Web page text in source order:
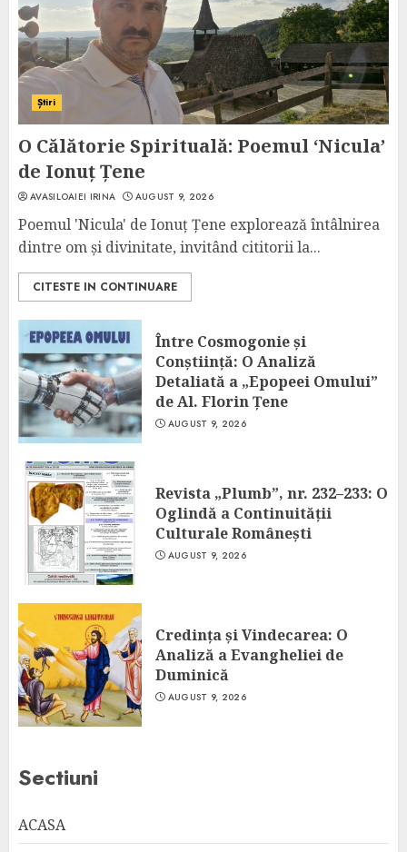
Știri
O Călătorie Spirituală: Poemul ‘Nicula’
de Ionuț Țene
AVASILOAIEI IRINA AUGUST 9, 2026
Poemul 'Nicula' de Ionuț Țene explorează întâlnirea
dintre om și divinitate, invitând cititorii la...
CITESTE IN CONTINUARE
Între Cosmogonie și
Conștiință: O Analiză
Detaliată a „Epopeei Omului”
de Al. Florin Țene
AUGUST 9, 2026
Revista „Plumb”, nr. 232–233: O
Oglindă a Continuității
Culturale Românești
AUGUST 9, 2026
Credința și Vindecarea: O
Analiză a Evangheliei de
Duminică
AUGUST 9, 2026
Sectiuni
ACASA